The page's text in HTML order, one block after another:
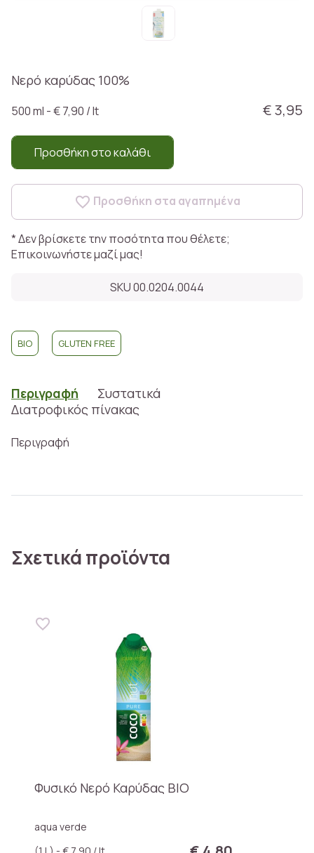
Νερό καρύδας 100%
€ 3,95
500 ml - € 7,90 / lt
Προσθήκη στο καλάθι
Προσθήκη στα αγαπημένα
* Δεν βρίσκετε την ποσότητα που θέλετε;
Επικοινωνήστε μαζί μας!
SKU 00.0204.0044
BIO GLUTEN FREE
Περιγραφή
Συστατικά
Διατροφικός πίνακας
Περιγραφή
Σχετικά προϊόντα
Φυσικό Νερό Καρύδας BIO
aqua verde
(1 L) - € 7,90 / lt